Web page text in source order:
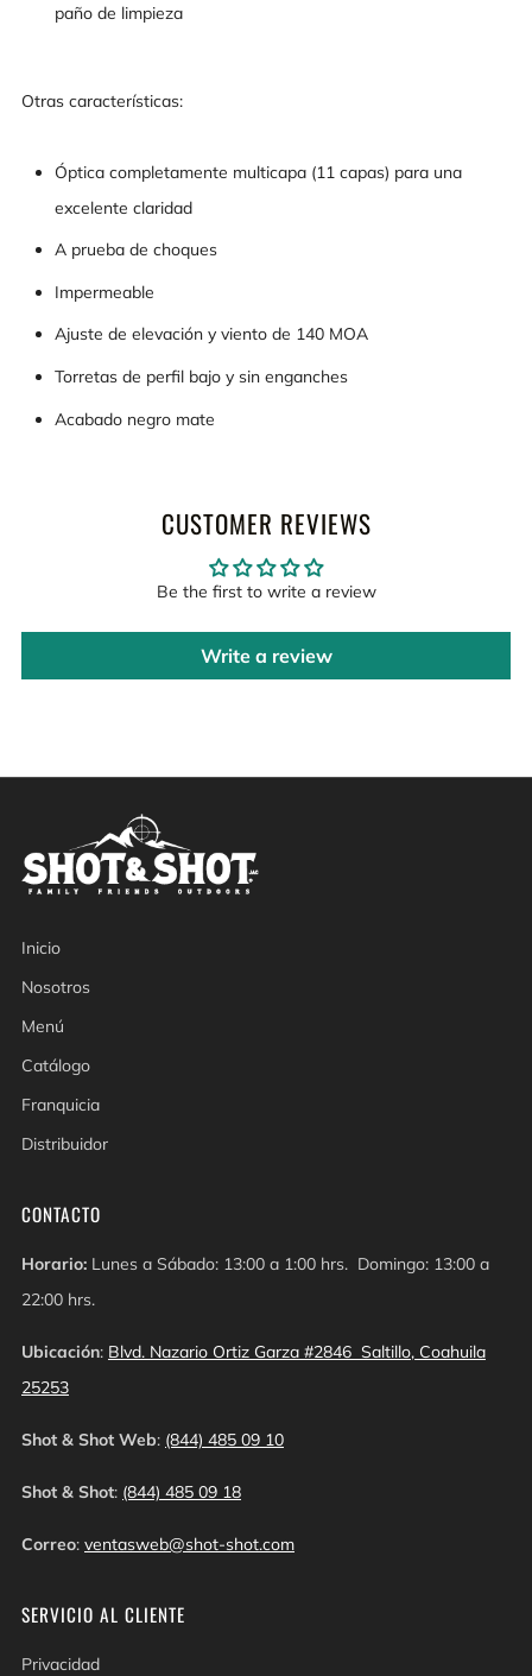
paño de limpieza
Otras características:
Óptica completamente multicapa (11 capas) para una
excelente claridad
A prueba de choques
Impermeable
Ajuste de elevación y viento de 140 MOA
Torretas de perfil bajo y sin enganches
Acabado negro mate
CUSTOMER REVIEWS
Be the first to write a review
Write a review
Inicio
Nosotros
Menú
Catálogo
Franquicia
Distribuidor
CONTACTO
Horario: Lunes a Sábado: 13:00 a 1:00 hrs. Domingo: 13:00 a
22:00 hrs.
Ubicación: Blvd. Nazario Ortiz Garza #2846 Saltillo, Coahuila
25253
Shot & Shot Web: (844) 485 09 10
Shot & Shot: (844) 485 09 18
Correo: ventasweb@shot-shot.com
SERVICIO AL CLIENTE
Privacidad